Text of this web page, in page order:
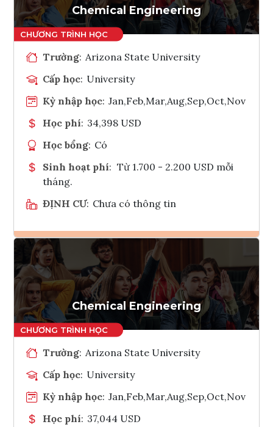
Chemical Engineering
Trường: Arizona State University
Cấp học: University
Kỳ nhập học: Jan,Feb,Mar,Aug,Sep,Oct,Nov
Học phí: 34,398 USD
Học bổng: Có
Sinh hoạt phí: Từ 1.700 - 2.200 USD mỗi
tháng.
ĐỊNH CƯ: Chưa có thông tin
Ghi danh
Tham vấn Interlink
Chemical Engineering
Trường: Arizona State University
Cấp học: University
Kỳ nhập học: Jan,Feb,Mar,Aug,Sep,Oct,Nov
Học phí: 37,044 USD